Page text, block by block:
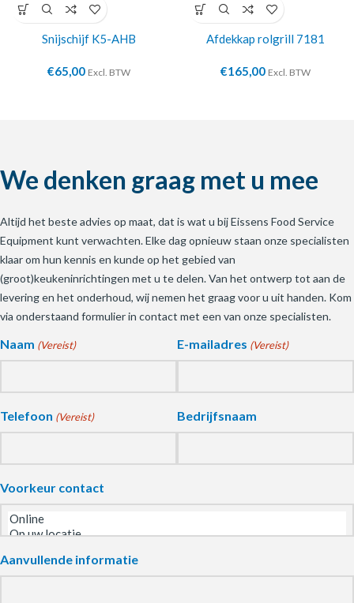
Snijschijf K5-AHB
€65,00 Excl. BTW
Afdekkap rolgrill 7181
€165,00 Excl. BTW
We denken graag met u mee
Altijd het beste advies op maat, dat is wat u bij Eissens Food Service
Equipment kunt verwachten. Elke dag opnieuw staan onze specialisten
klaar om hun kennis en kunde op het gebied van
(groot)keukeninrichtingen met u te delen. Van het ontwerp tot aan de
levering en het onderhoud, wij nemen het graag voor u uit handen. Kom
via onderstaand formulier in contact met een van onze specialisten.
Naam (Vereist) E-mailadres (Vereist)
Telefoon (Vereist) Bedrijfsnaam
Voorkeur contact
Aanvullende informatie